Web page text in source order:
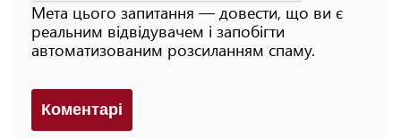
Мета цього запитання — довести, що ви є
реальним відвідувачем і запобігти
автоматизованим розсиланням спаму.
Коментарi